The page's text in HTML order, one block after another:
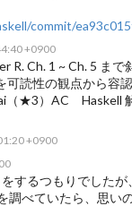
commit/
+0900
R. Ch. 1 ~ Ch. 5
可読性の観点から容
（★3）AC
+0900
するつもりでした
調べていたら、思い